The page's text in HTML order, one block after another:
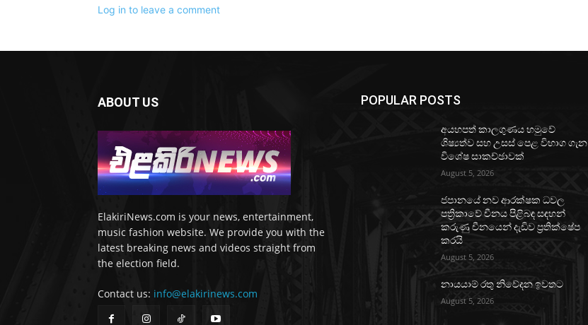
Log in to leave a comment
ABOUT US
ElakiriNews.com is your news, entertainment,
music fashion website. We provide you with the
latest breaking news and videos straight from
the election field.
Contact us: info@elakirinews.com
POPULAR POSTS
අයහපත් කාලගුණය හමුවේ
ශිෂ්‍යත්ව සහ උසස් පෙළ විභාග ගැන
විශේෂ සාකච්ඡාවක්
August 5, 2026
ජපානයේ නව ආරක්ෂක ධවල
පත්‍රිකාවේ චීනය පිළිබඳ සඳහන්
කරුණු චීනයෙන් දැඩිව ප්‍රතික්ෂේප
කරයි
August 5, 2026
නායයාම් රතු නිවේදන ඉවතට
August 5, 2026